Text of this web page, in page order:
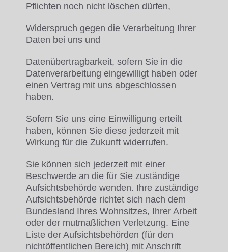
Pflichten noch nicht löschen dürfen,
Widerspruch gegen die Verarbeitung Ihrer
Daten bei uns und
Datenübertragbarkeit, sofern Sie in die
Datenverarbeitung eingewilligt haben oder
einen Vertrag mit uns abgeschlossen
haben.
Sofern Sie uns eine Einwilligung erteilt
haben, können Sie diese jederzeit mit
Wirkung für die Zukunft widerrufen.
Sie können sich jederzeit mit einer
Beschwerde an die für Sie zuständige
Aufsichtsbehörde wenden. Ihre zuständige
Aufsichtsbehörde richtet sich nach dem
Bundesland Ihres Wohnsitzes, Ihrer Arbeit
oder der mutmaßlichen Verletzung. Eine
Liste der Aufsichtsbehörden (für den
nichtöffentlichen Bereich) mit Anschrift